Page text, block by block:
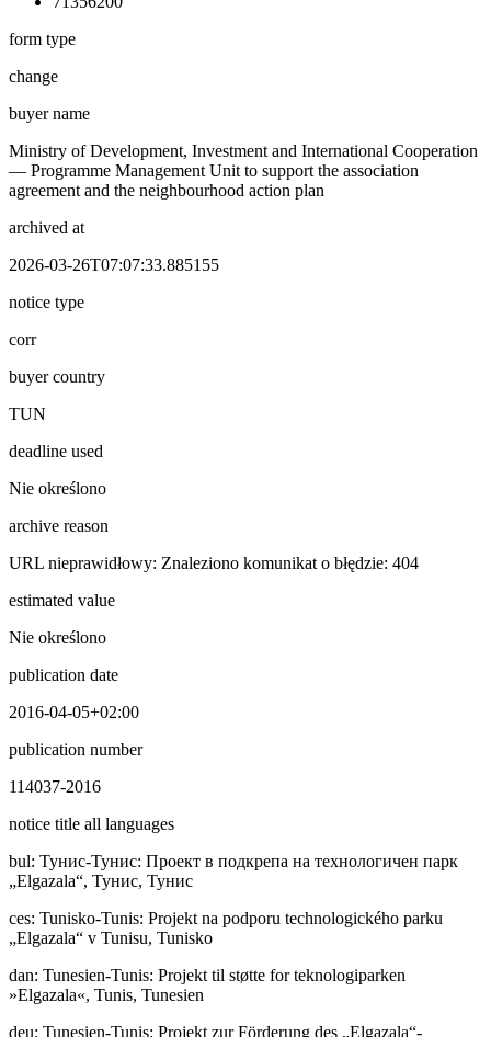
form type
change
buyer name
Ministry of Development, Investment and International Cooperation
— Programme Management Unit to support the association
agreement and the neighbourhood action plan
archived at
2026-03-26T07:07:33.885155
notice type
corr
buyer country
TUN
deadline used
Nie określono
archive reason
URL nieprawidłowy: Znaleziono komunikat o błędzie: 404
estimated value
Nie określono
publication date
2016-04-05+02:00
publication number
114037-2016
notice title all languages
bul: Тунис-Тунис: Проект в подкрепа на технологичен парк
„Elgazala“, Тунис, Тунис
ces: Tunisko-Tunis: Projekt na podporu technologického parku
„Elgazala“ v Tunisu, Tunisko
dan: Tunesien-Tunis: Projekt til støtte for teknologiparken
»Elgazala«, Tunis, Tunesien
deu: Tunesien-Tunis: Projekt zur Förderung des „Elgazala“-